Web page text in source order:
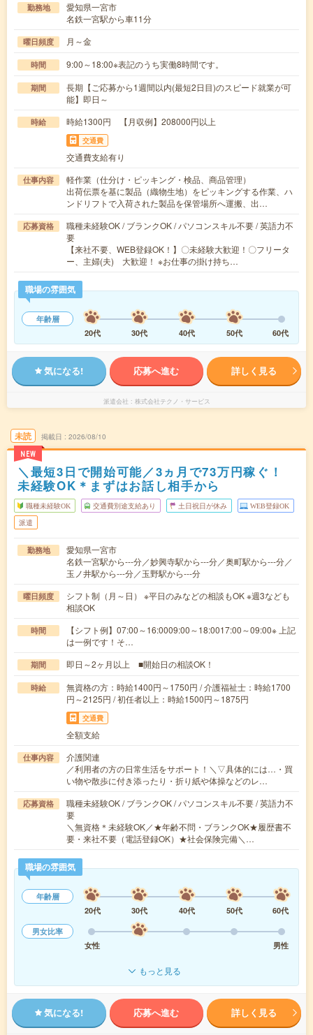
勤務地
愛知県一宮市
名鉄一宮駅から車11分
曜日頻度 月～金
時間 9:00～18:00※表記のうち実働8時間です。
期間
長期【ご応募から1週間以内(最短2日目)のスピード就業が可
能】即日～
時給 時給1300円 【月収例】208000円以上
交通費
交通費支給有り
仕事内容
軽作業（仕分け・ピッキング・検品、商品管理）
出荷伝票を基に製品（織物生地）をピッキングする作業、ハ
ンドリフトで入荷された製品を保管場所へ運搬、出…
応募資格
職種未経験OK / ブランクOK / パソコンスキル不要 / 英語力不
要
【来社不要、WEB登録OK！】〇未経験大歓迎！〇フリータ
ー、主婦(夫) 大歓迎！ ※お仕事の掛け持ち…
職場の雰囲気
年齢層
20代
30代 40代 50代 60代
気になる! 応募へ進む 詳しく見る
派遣会社 株式会社テクノ・サービス
未読
NEW
掲載日 2026/08/10
＼最短3日で開始可能／3ヵ月で73万円稼ぐ！
未経験OK＊まずはお話し相手から
職種未経験OK 交通費別途支給あり 土日祝日が休み WEB登録OK
派遣
勤務地
愛知県一宮市
名鉄一宮駅から---分／妙興寺駅から---分／奥町駅から---分／
玉ノ井駅から---分／玉野駅から---分
曜日頻度
シフト制（月～日） ※平日のみなどの相談もOK ※週3なども
相談OK
時間
【シフト例】07:00～16:0009:00～18:0017:00～09:00※ 上記
は一例です！そ…
期間 即日～2ヶ月以上 ■開始日の相談OK！
時給
無資格の方：時給1400円～1750円 / 介護福祉士：時給1700
円～2125円 / 初任者以上：時給1500円～1875円
交通費
全額支給
仕事内容
介護関連
／利用者の方の日常生活をサポート！＼▽具体的には…・買
い物や散歩に付き添ったり・折り紙や体操などのレ…
応募資格
職種未経験OK / ブランクOK / パソコンスキル不要 / 英語力不
要
＼無資格＊未経験OK／★年齢不問・ブランクOK★履歴書不
要・来社不要（電話登録OK）★社会保険完備＼…
職場の雰囲気
年齢層
20代
30代 40代 50代
60代
男女比率
女性
男性
もっと見る
気になる! 応募へ進む 詳しく見る